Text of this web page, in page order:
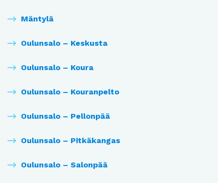
Mäntylä
Oulunsalo – Keskusta
Oulunsalo – Koura
Oulunsalo – Kouranpelto
Oulunsalo – Pellonpää
Oulunsalo – Pitkäkangas
Oulunsalo – Salonpää